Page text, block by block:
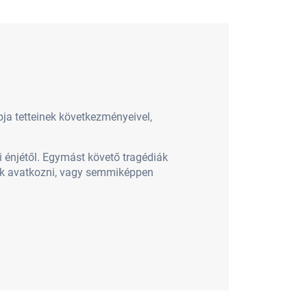
tetteinek következményeivel,
Egymást követő tragédiák
avatkozni, vagy semmiképpen